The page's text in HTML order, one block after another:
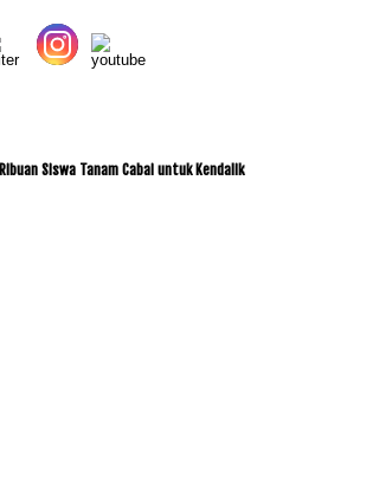
Tanam Cabai untuk Kendalikan Inflasi